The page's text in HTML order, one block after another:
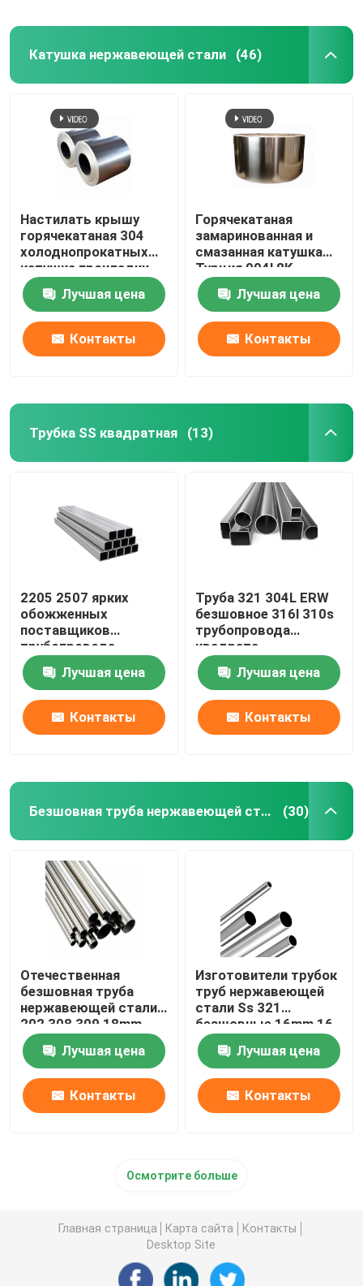
Катушка нержавеющей стали (46)
Настилать крышу
горячекатаная 304
холоднопрокатных
катушка прокладки
201 316l 202 Ss 304
катушки
нержавеющей стали
Лучшая цена
Контакты
Горячекатаная
замаринованная и
смазанная катушка
Турция 904l 8K
отполировала
катушку 202 Ss
катушки 430
нержавеющей стали
Лучшая цена
Контакты
Трубка SS квадратная (13)
2205 2507 ярких
обожженных
поставщиков
трубопровода
квадрата
нержавеющей стали
трубки 310S 201 304
304L 316 316L
Лучшая цена
Контакты
Труба 321 304L ERW
безшовное 316l 310s
трубопровода
квадрата
нержавеющей стали
1 дюйма 0,4 Mm
Лучшая цена
Контакты
Безшовная труба нержавеющей стали (30)
Отечественная
безшовная труба
нержавеющей стали
202 308 309 18mm
22mm 2 трубка Inox
дюйма 304Лучшая цена
Контакты
Изготовители трубок
труб нержавеющей
стали Ss 321
безшовные 16mm 16
теплообменный
аппарат датчика 304
Лучшая цена
Контакты
Осмотрите больше
Главная страница Карта сайта
Контакты
Desktop Site